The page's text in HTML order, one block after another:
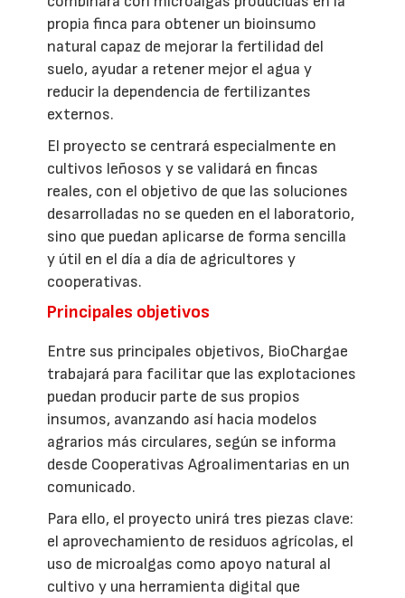
propia finca para obtener un bioinsumo
natural capaz de mejorar la fertilidad del
suelo, ayudar a retener mejor el agua y
reducir la dependencia de fertilizantes
externos.
El proyecto se centrará especialmente en
cultivos leñosos y se validará en fincas
reales, con el objetivo de que las soluciones
desarrolladas no se queden en el laboratorio,
sino que puedan aplicarse de forma sencilla
y útil en el día a día de agricultores y
cooperativas.
Principales objetivos
Entre sus principales objetivos, BioChargae
trabajará para facilitar que las explotaciones
puedan producir parte de sus propios
insumos, avanzando así hacia modelos
agrarios más circulares, según se informa
desde Cooperativas Agroalimentarias en un
comunicado.
Para ello, el proyecto unirá tres piezas clave:
el aprovechamiento de residuos agrícolas, el
uso de microalgas como apoyo natural al
cultivo y una herramienta digital que